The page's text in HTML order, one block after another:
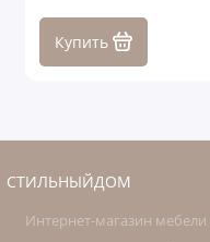
Купить
СТИЛЬНЫЙДОМ
Интернет-магазин